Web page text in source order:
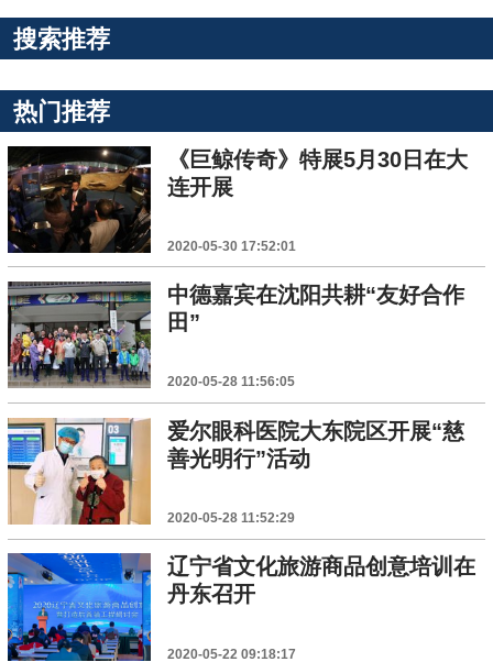
搜索推荐
热门推荐
《巨鲸传奇》特展5月30日在大
连开展
2020-05-30 17:52:01
中德嘉宾在沈阳共耕“友好合作
田”
2020-05-28 11:56:05
爱尔眼科医院大东院区开展“慈
善光明行”活动
2020-05-28 11:52:29
辽宁省文化旅游商品创意培训在
丹东召开
2020-05-22 09:18:17